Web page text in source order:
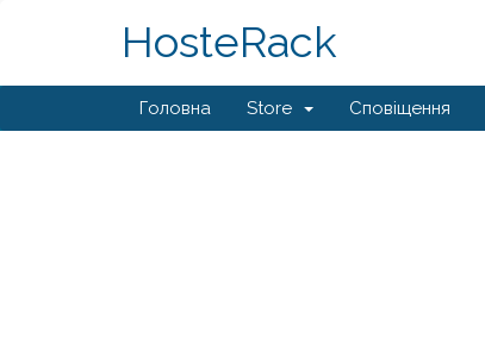
HosteRack
Головна Store Сповіщення